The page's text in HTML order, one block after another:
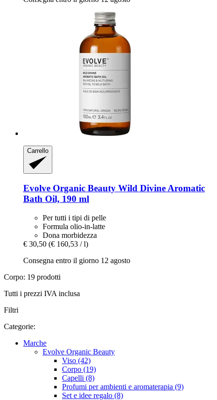
Carrello
Evolve Organic Beauty Wild Divine Aromatic
Bath Oil, 190 ml
Per tutti i tipi di pelle
Formula olio-in-latte
Dona morbidezza
€ 30,50 (€ 160,53 / l)
Consegna entro il giorno 12 agosto
Corpo: 19 prodotti
Tutti i prezzi IVA inclusa
Filtri
Categorie:
Marche
Evolve Organic Beauty
Viso (42)
Corpo (19)
Capelli (8)
Profumi per ambienti e aromaterapia (9)
Set e idee regalo (8)